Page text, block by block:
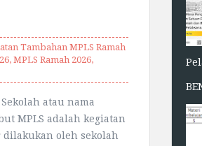
Tambahan MPLS Ramah
, MPLS Ramah 2026,
atau nama
MPLS adalah kegiatan
oleh sekolah